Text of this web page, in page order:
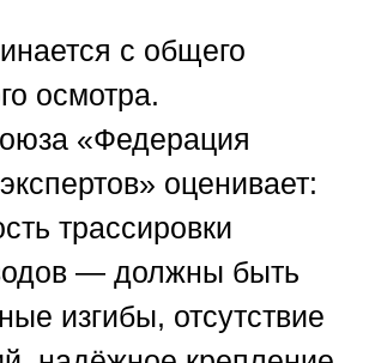
с общего
осмотра.
«Федерация
оценивает:
трассировки
— должны быть
изгибы, отсутствие